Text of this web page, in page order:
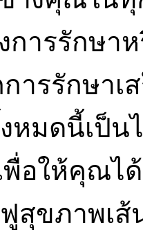
การรักษา
การรักษา
หมดนี้เป็น
พื่อให้คุณไ
สุขภาพเส้